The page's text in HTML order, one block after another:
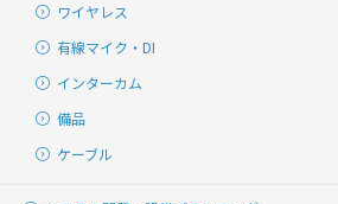
ワイヤレス
有線マイク・DI
インターカム
備品
ケーブル